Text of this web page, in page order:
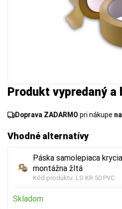
Produkt vypredaný a
Doprava ZADARMO pri nákupe
Vhodné alternatívy
Páska samolepiaca
montážna žltá
Kód produktu: LS KR 50 PVC
Skladom